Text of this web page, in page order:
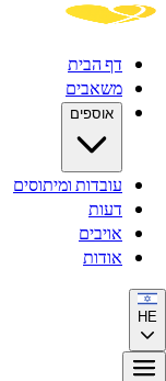
דף הבית
משאבים
אוספים
עובדות ומיתוסים
דעות
אויבים
אודות
HE